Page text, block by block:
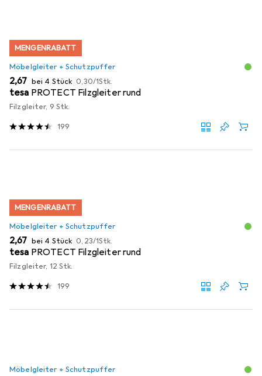
MENGENRABATT
Möbelgleiter + Schutzpuffer
EUR
2,67 bei 4 Stück EUR
0,30/1Stk.
tesa PROTECT Filzgleiter rund
Filzgleiter, 9 Stk.
199
MENGENRABATT
Möbelgleiter + Schutzpuffer
EUR
2,67 bei 4 Stück EUR
0,23/1Stk.
tesa PROTECT Filzgleiter rund
Filzgleiter, 12 Stk.
199
Möbelgleiter + Schutzpuffer